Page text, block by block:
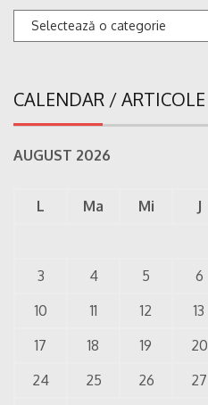
Categorii
CALENDAR / ARTICOLE
AUGUST 2026
L Ma Mi J
3
4 5 6
10
11 12 13
17
18 19 20
24
25 26 27